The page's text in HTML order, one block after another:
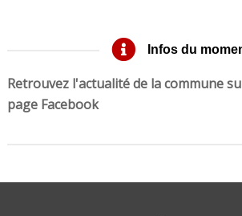
Infos du
Retrouvez l'actualité de la commune
page Facebook